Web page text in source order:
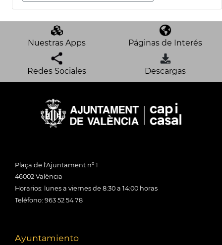
Nuestras Apps Páginas de Interés
Redes Sociales Descargas
Plaça de l'Ajuntament nº 1
46002 València
Horarios: lunes a viernes de 8:30 a 14:00 horas
Teléfono: 963 52 54 78
Ayuntamiento